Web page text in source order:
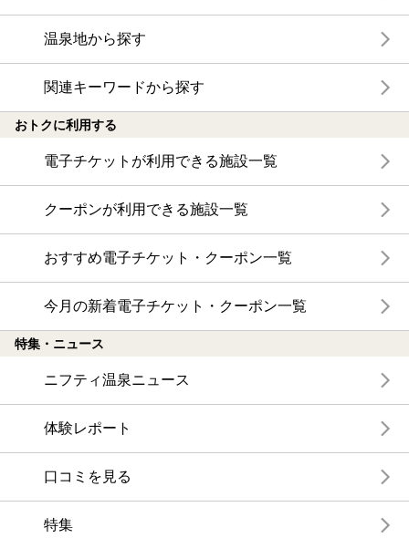
温泉地から探す
関連キーワードから探す
おトクに利用する
電子チケットが利用できる施設一覧
クーポンが利用できる施設一覧
おすすめ電子チケット・クーポン一覧
今月の新着電子チケット・クーポン一覧
特集・ニュース
ニフティ温泉ニュース
体験レポート
口コミを見る
特集